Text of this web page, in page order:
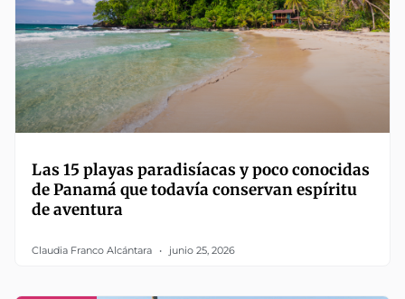
Las 15 playas paradisíacas y poco conocidas
de Panamá que todavía conservan espíritu
de aventura
Claudia Franco Alcántara junio 25, 2026